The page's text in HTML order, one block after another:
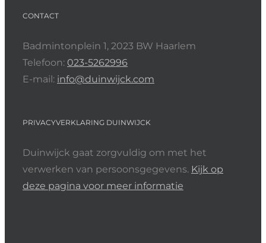
CONTACT
Badmintonplein 1, 2023 BW Haarlem
Telefoon: 023-5262996
E-mail: info@duinwijck.com
PRIVACYVERKLARING DUINWIJCK
Duinwijck gaat zorgvuldig om met het
verwerken van persoonsgegevens. Kijk op
deze pagina voor meer informatie